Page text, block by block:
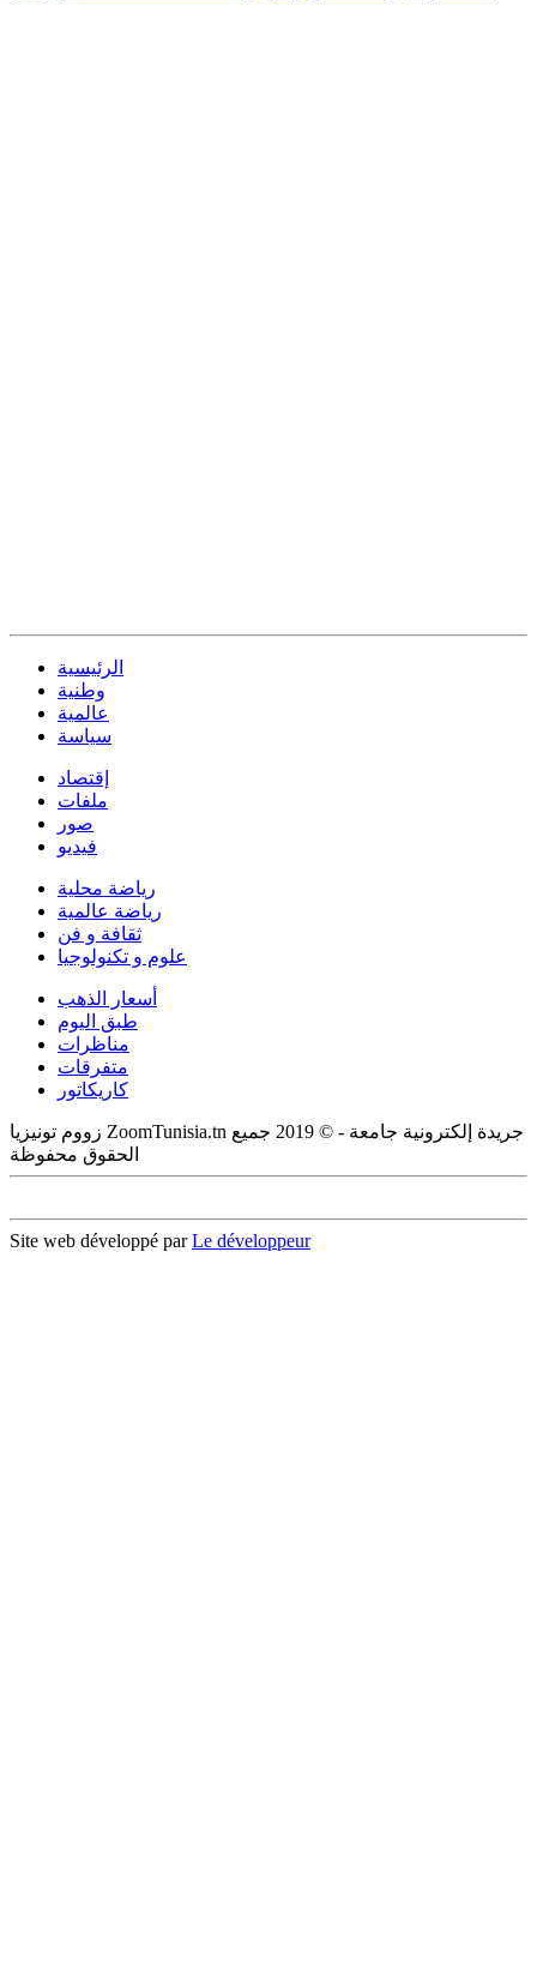
الرئيسية
وطنية
عالمية
سياسة
إقتصاد
ملفات
صور
فيديو
رياضة محلية
رياضة عالمية
ثقافة و فن
علوم و تكنولوجيا
أسعار الذهب
طبق اليوم
مناظرات
متفرقات
كاريكاتور
زووم تونيزيا ZoomTunisia.tn جريدة إلكترونية جامعة - © 2019 جميع
الحقوق محفوظة
Site web développé parLe développeur